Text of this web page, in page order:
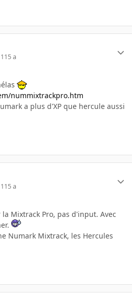
15 a
nummixtrackpro.htm
a plus d'XP que hercule aussi
15 a
la Mixtrack Pro, pas d'input. Avec
Numark Mixtrack, les Hercules